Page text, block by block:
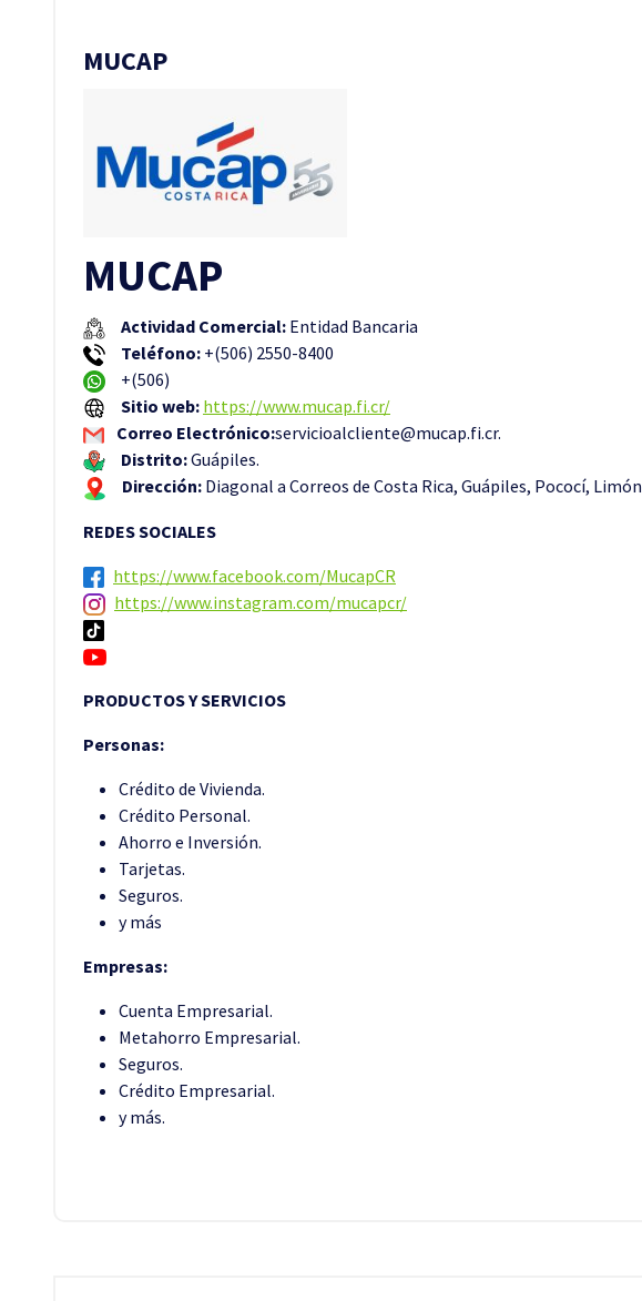
MUCAP
MUCAP
Actividad Comercial: Entidad Bancaria
Teléfono: +(506) 2550-8400
+(506)
Sitio web: https://www.mucap.fi.cr/
Correo Electrónico:servicioalcliente@mucap.fi.cr.
Distrito:Guápiles.
Dirección: Diagonal a Correos de Costa Rica, Guápiles, Pococí, Limón
REDES SOCIALES
https://www.facebook.com/MucapCR
https://www.instagram.com/mucapcr/
PRODUCTOS Y SERVICIOS
Personas:
Crédito de Vivienda.
Crédito Personal.
Ahorro e Inversión.
Tarjetas.
Seguros.
y más
Empresas:
Cuenta Empresarial.
Metahorro Empresarial.
Seguros.
Crédito Empresarial.
y más.